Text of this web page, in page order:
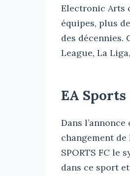
Electronic Arts
équipes, plus
des décennies.
League, La
EA Sports
Dans
changement de
SPORTS FC le
dans ce sport